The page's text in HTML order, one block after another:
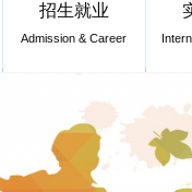
招生就业
Admission & Career